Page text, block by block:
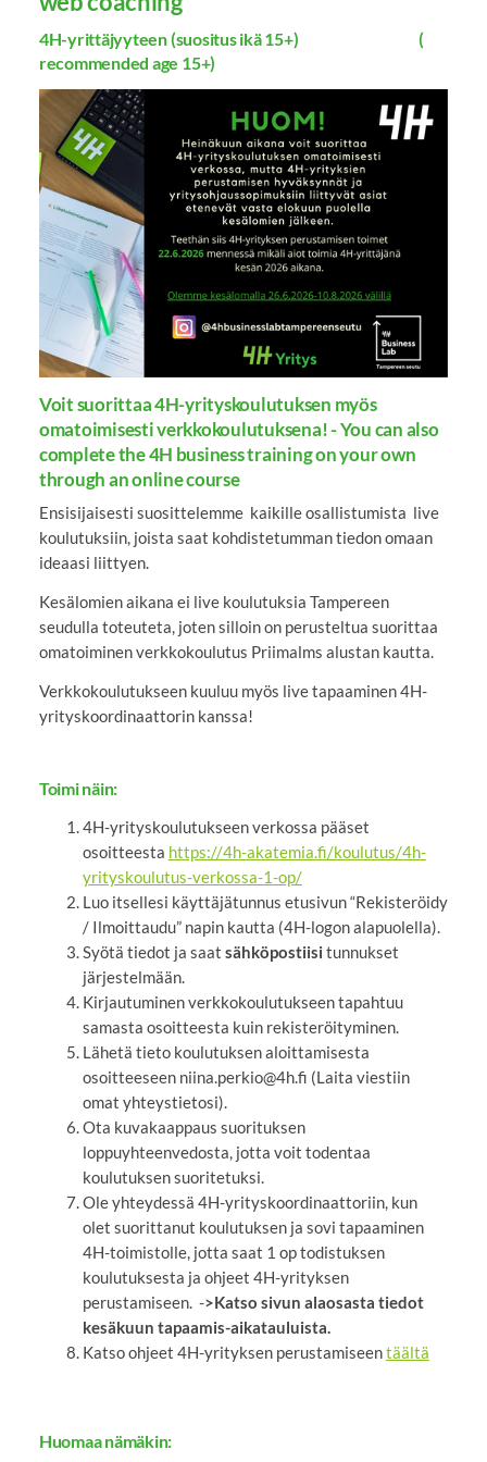
4H-yrittäjyyteen (suositus ikä 15+) (
recommended age 15+)
Voit suorittaa 4H-yrityskoulutuksen myös
omatoimisesti verkkokoulutuksena! - You can also
complete the 4H business training on your own
through an online course
Ensisijaisesti suosittelemme kaikille osallistumista live
koulutuksiin, joista saat kohdistetumman tiedon omaan
ideaasi liittyen.
Kesälomien aikana ei live koulutuksia Tampereen
seudulla toteuteta, joten silloin on perusteltua suorittaa
omatoiminen verkkokoulutus Priimalms alustan kautta.
Verkkokoulutukseen kuuluu myös live tapaaminen 4H-
yrityskoordinaattorin kanssa!
Toimi näin:
4H-yrityskoulutukseen verkossa pääset
osoitteesta https://4h-akatemia.fi/koulutus/4h-
yrityskoulutus-verkossa-1-op/
Luo itsellesi käyttäjätunnus etusivun “Rekisteröidy
/ Ilmoittaudu” napin kautta (4H-logon alapuolella).
Syötä tiedot ja saat sähköpostiisi tunnukset
järjestelmään.
Kirjautuminen verkkokoulutukseen tapahtuu
samasta osoitteesta kuin rekisteröityminen.
Lähetä tieto koulutuksen aloittamisesta
osoitteeseen niina.perkio@4h.fi (Laita viestiin
omat yhteystietosi).
Ota kuvakaappaus suorituksen
loppuyhteenvedosta, jotta voit todentaa
koulutuksen suoritetuksi.
Ole yhteydessä 4H-yrityskoordinaattoriin, kun
olet suorittanut koulutuksen ja sovi tapaaminen
4H-toimistolle, jotta saat 1 op todistuksen
koulutuksesta ja ohjeet 4H-yrityksen
perustamiseen. ->Katso sivun alaosasta tiedot
kesäkuun tapaamis-aikatauluista.
Katso ohjeet 4H-yrityksen perustamiseentäältä
Huomaa nämäkin: